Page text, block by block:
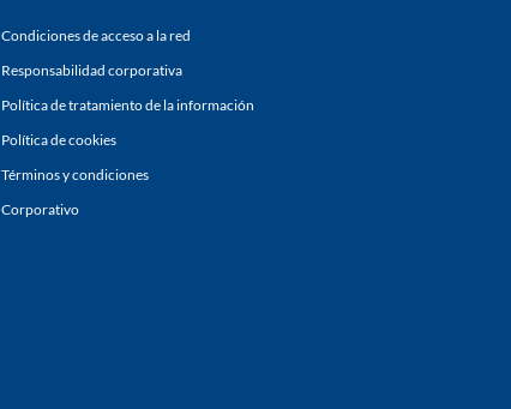
Condiciones de acceso a la red
Responsabilidad corporativa
Política de tratamiento de la información
Política de cookies
Términos y condiciones
Corporativo